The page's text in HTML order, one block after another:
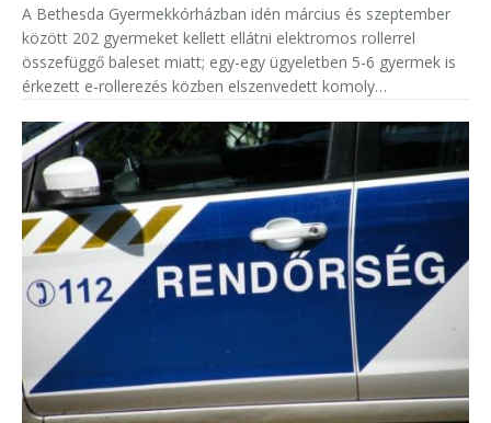
A Bethesda Gyermekkórházban idén március és szeptember
között 202 gyermeket kellett ellátni elektromos rollerrel
összefüggő baleset miatt; egy-egy ügyeletben 5-6 gyermek is
érkezett e-rollerezés közben elszenvedett komoly